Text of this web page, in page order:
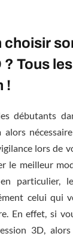
choisir
? Tous
!
débutants
alors
lors de
le meilleur
particulier,
celui qui
En effet, si
3D,